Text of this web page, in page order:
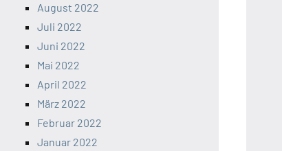
August 2022
Juli 2022
Juni 2022
Mai 2022
April 2022
März 2022
Februar 2022
Januar 2022